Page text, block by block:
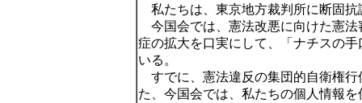
私たちは、東京地方裁判所に断固抗
今国会では、憲法改悪に向けた憲法
症の拡大を口実にして、「ナチスの
いる。
すでに、憲法違反の集団的自衛権行
た、今国会では、私たちの個人情報